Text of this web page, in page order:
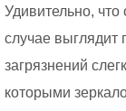
Удивительно,
случае выглядит
загрязнений
которыми